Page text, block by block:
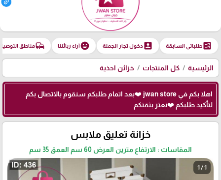
ballotطلباتي السابقة account_boxدخول تجار الجملة emoji_emotionsآراء زبائننا commuteمناطق
الرئيسية كل المنتجات خزائن احذية
اهلا بكم في jwan store ❤️بعد اتمام طلبكم سنقوم بالاتصال بكم
لتأكيد طلبكم ❤️نعتز بثقتكم
خزانة تعليق ملابس
المقاسات : الارتفاع مترين العرض 60 سم العمق 35 سم
1 / 1